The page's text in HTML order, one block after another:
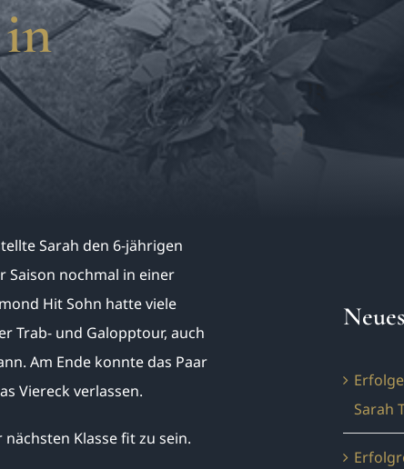
Sarah den 6-jährigen
Saison nochmal in einer
Hit Sohn hatte viele
Trab- und Galopptour, auch
Am Ende konnte das Paar
Viereck verlassen.
Klasse fit zu sein.
Sarah